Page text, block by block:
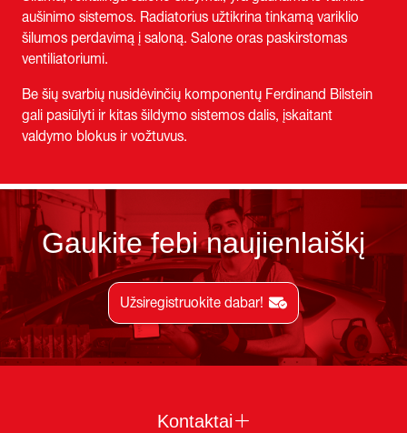
aušinimo sistemos. Radiatorius užtikrina tinkamą variklio
šilumos perdavimą į saloną. Salone oras paskirstomas
ventiliatoriumi.
Be šių svarbių nusidėvinčių komponentų Ferdinand Bilstein
gali pasiūlyti ir kitas šildymo sistemos dalis, įskaitant
valdymo blokus ir vožtuvus.
Gaukite febi naujienlaiškį
Užsiregistruokite dabar!
Kontaktai